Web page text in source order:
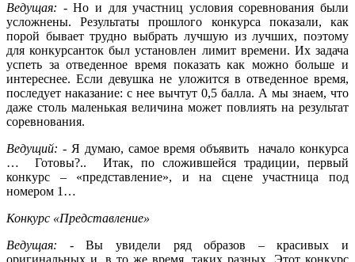
Ведущая: - Но и для участниц условия соревнования были
усложнены. Результаты прошлого конкурса показали, как
порой бывает трудно выбрать лучшую из лучших, поэтому
для конкурсанток был установлен лимит времени. Их задача
успеть за отведенное время показать как можно больше и
интереснее. Если девушка не уложится в отведенное время,
последует наказание: с нее вычтут 0,5 балла. А мы знаем, что
даже столь маленькая величина может повлиять на результат
соревнования.
Ведущий: - Я думаю, самое время объявить начало конкурса
… Готовы?.. Итак, по сложившейся традиции, первый
конкурс – «представление», и на сцене участница под
номером 1…
Конкурс «Представление»
Ведущая: - Вы увидели ряд образов – красивых и